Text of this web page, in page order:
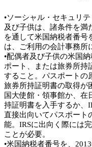
•ソーシャル・セキュリ
及び子供は、諸条件を満
を通して米国納税者番号
は、ご利用の会計事務所
•配偶者及び子供の米国
ポート、または旅券所持
すること。パスポートの
旅券所持証明書の取得が
国大使館・領事館か、在
持証明書を入手するか、
直接出向いてパスポート
能。IRSに出向く際には
ことが必要。
•米国納税者番号を、